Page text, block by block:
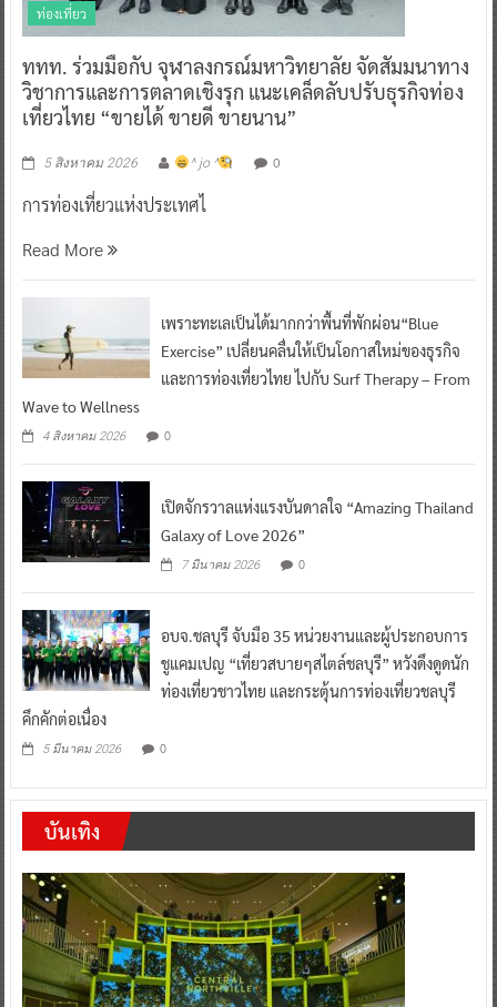
ท่องเที่ยว
ททท. ร่วมมือกับ จุฬาลงกรณ์มหาวิทยาลัย จัดสัมมนาทาง
วิชาการและการตลาดเชิงรุก แนะเคล็ดลับปรับธุรกิจท่อง
เที่ยวไทย “ขายได้ ขายดี ขายนาน”
5 สิงหาคม 2026 ^ jo ^ 0
การท่องเที่ยวแห่งประเทศไ
Read More
เพราะทะเลเป็นได้มากกว่าพื้นที่พักผ่อน“Blue
Exercise” เปลี่ยนคลื่นให้เป็นโอกาสใหม่ของธุรกิจ
และการท่องเที่ยวไทย ไปกับ Surf Therapy – From
Wave to Wellness
4 สิงหาคม 2026 0
เปิดจักรวาลแห่งแรงบันดาลใจ “Amazing Thailand
Galaxy of Love 2026”
7 มีนาคม 2026 0
อบจ.ชลบุรี จับมือ 35 หน่วยงานและผู้ประกอบการ
ชูแคมเปญ “เที่ยวสบายๆสไตล์ชลบุรี” หวังดึงดูดนัก
ท่องเที่ยวชาวไทย และกระตุ้นการท่องเที่ยวชลบุรี
คึกคักต่อเนื่อง
5 มีนาคม 2026 0
บันเทิง